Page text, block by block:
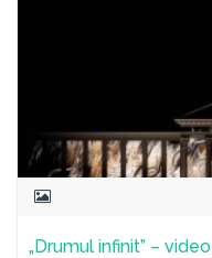
„Drumul infinit” –